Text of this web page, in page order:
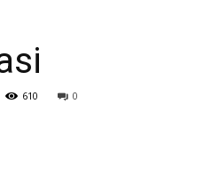
0
610